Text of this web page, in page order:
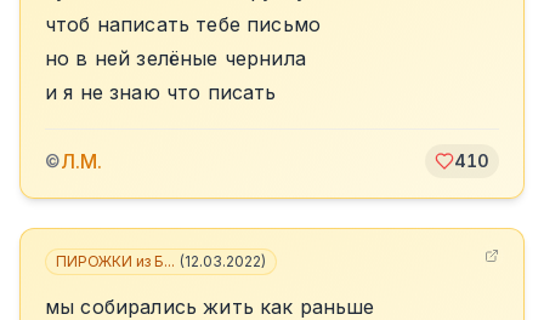
чтоб написать тебе письмо
но в ней зелёные чернила
и я не знаю что писать
©Л.М. 410
ПИРОЖКИ из Б... (12.03.2022)
мы собирались жить как раньше